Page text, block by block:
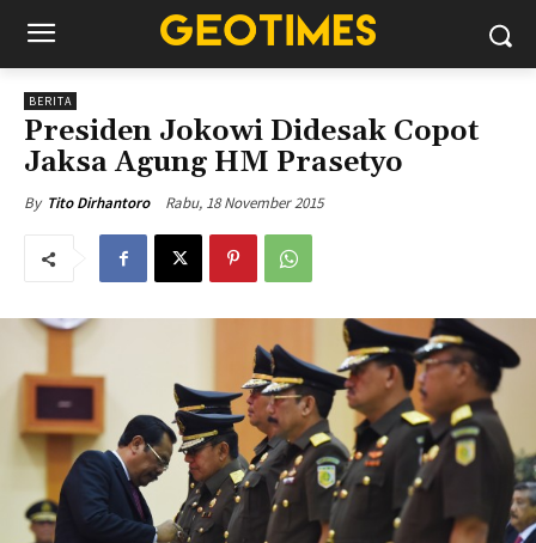
BERITA
Presiden Jokowi Didesak Copot
Jaksa Agung HM Prasetyo
By Tito Dirhantoro Rabu, 18 November 2015